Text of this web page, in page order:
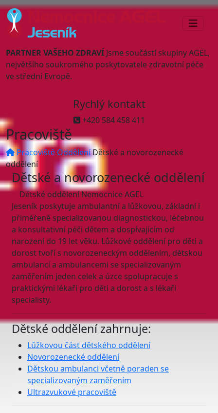
PARTNER VAŠEHO ZDRAVÍ Jsme součástí skupiny AGEL,
největšího soukromého poskytovatele zdravotní péče
ve střední Evropě.
Rychlý kontakt
+420 584 458 411
Pracoviště
Pracoviště OdděleníDětské a novorozenecké
oddělení
Dětské a novorozenecké oddělení
Dětské oddělení Nemocnice AGEL
Jeseník poskytuje ambulantní a lůžkovou, základní i
přiměřeně specializovanou diagnostickou, léčebnou
a konsultativní péči dětem a dospívajícím od
narození do 19 let věku. Lůžkové oddělení pro děti a
dorost tvoří s novorozeneckým oddělením, dětskou
ambulancí a ambulancemi se specializovaným
zaměřením jeden celek a úzce spolupracuje s
praktickými lékaři pro děti a dorost a s lékaři
specialisty.
Dětské oddělení zahrnuje:
Lůžkovou část dětského oddělení
Novorozenecké oddělení
Dětskou ambulanci včetně poraden se
specializovaným zaměřením
Ultrazvukové pracoviště